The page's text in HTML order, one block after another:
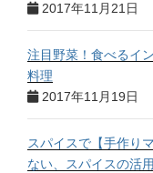
2017年11月21日
注目野菜！食べるイ
料理
2017年11月19日
スパイスで【手作り
ない、スパイスの活用